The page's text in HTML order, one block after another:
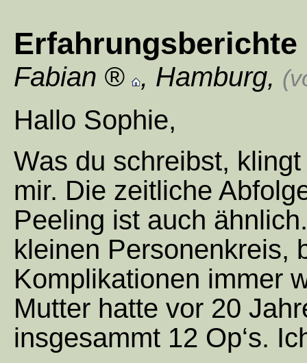
Erfahrungsberichte
Fabian , Hamburg,
Hallo Sophie,
Was du schreibst,
mir. Die zeitliche
Peeling ist auch
kleinen Personenkreis,
Komplikationen immer
Mutter hatte vor 20
insgesammt 12 Op‘s.